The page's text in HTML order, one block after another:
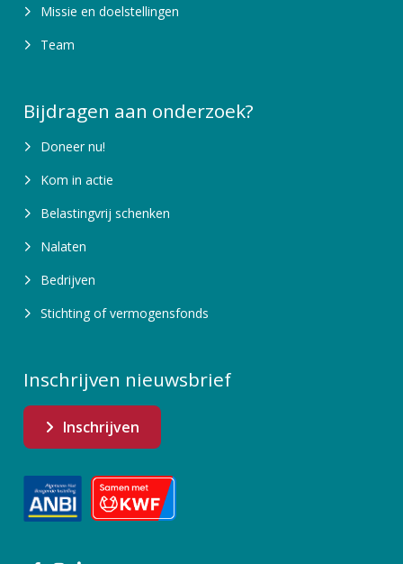
Missie en doelstellingen
Team
Bijdragen aan onderzoek?
Doneer nu!
Kom in actie
Belastingvrij schenken
Nalaten
Bedrijven
Stichting of vermogensfonds
Inschrijven nieuwsbrief
Inschrijven